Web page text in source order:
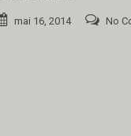
mai 16, 2014 No